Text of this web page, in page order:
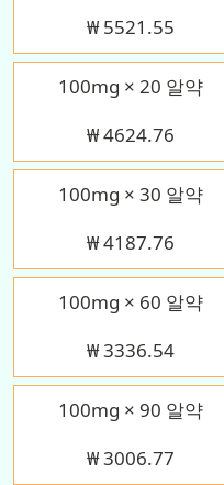
₩ 5521.55
100mg × 20 알약
₩4624.76
100mg × 30 알약
₩4187.76
100mg × 60 알약
₩3336.54
100mg × 90 알약
₩3006.77